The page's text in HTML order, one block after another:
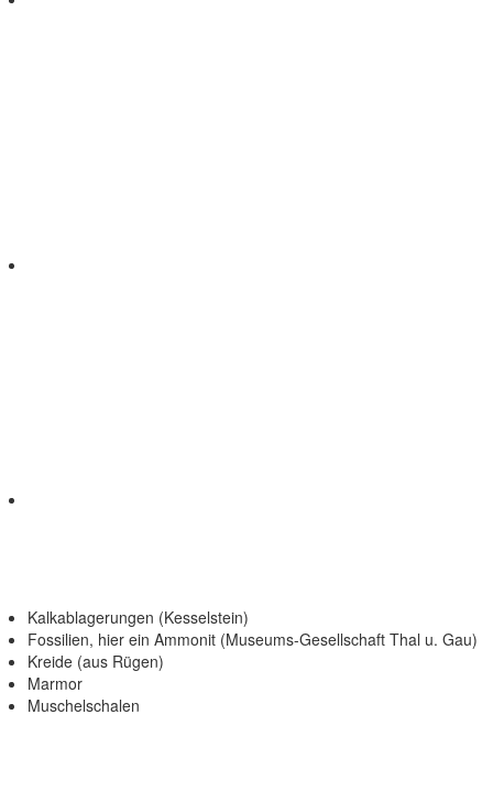
Kalkablagerungen (Kesselstein)
Fossilien, hier ein Ammonit (Museums-Gesellschaft Thal u. Gau)
Kreide (aus Rügen)
Marmor
Muschelschalen